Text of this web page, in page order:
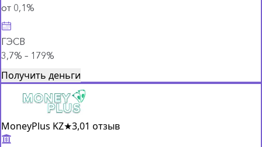
от 0,1%
ГЭСВ
3,7% – 179%
Получить деньги
MoneyPlus KZ★3,01 отзыв